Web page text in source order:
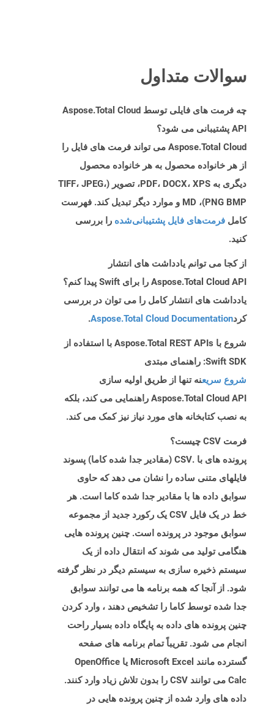
سوالات متداول
چه فرمت های فایلی توسط Aspose.Total Cloud
API پشتیبانی می شود؟
Aspose.Total Cloud می تواند فرمت های فایل را
از هر خانواده محصول به هر خانواده محصول
دیگری به PDF، DOCX، XPS، تصویر (TIFF، JPEG،
PNG BMP)، MD و موارد دیگر تبدیل کند. فهرست
کامل فرمت‌های فایل پشتیبانی‌شده را بررسی
کنید.
از کجا می توانم یادداشت های انتشار
Aspose.Total Cloud API را برای Swift پیدا کنم؟
یادداشت های انتشار کامل را می توان در بررسی
کردAspose.Total Cloud Documentation
.
شروع با Aspose.Total REST APIs با استفاده از
Swift SDK: راهنمای مبتدی
شروع سریعنه تنها از طریق اولیه سازی
Aspose.Total Cloud API راهنمایی می کند، بلکه
به نصب کتابخانه های مورد نیاز نیز کمک می کند.
فرمت CSV چیست؟
پرونده های با .CSV (مقادیر جدا شده کاما) پسوند
فایلهای متنی ساده را نشان می دهد که حاوی
سوابق داده ها با مقادیر جدا شده کاما است. هر
خط در یک فایل CSV یک رکورد جدید از مجموعه
سوابق موجود در پرونده است. چنین پرونده هایی
هنگامی تولید می شوند که انتقال داده از یک
سیستم ذخیره سازی به سیستم دیگر در نظر گرفته
شود. از آنجا که همه برنامه ها می توانند سوابق
جدا شده توسط کاما را تشخیص دهند ، وارد کردن
چنین پرونده های داده به پایگاه داده بسیار راحت
انجام می شود. تقریباً تمام برنامه های صفحه
گسترده مانند Microsoft Excel یا OpenOffice
Calc می توانند CSV را بدون تلاش زیاد وارد کنند.
داده های وارد شده از چنین پرونده هایی در